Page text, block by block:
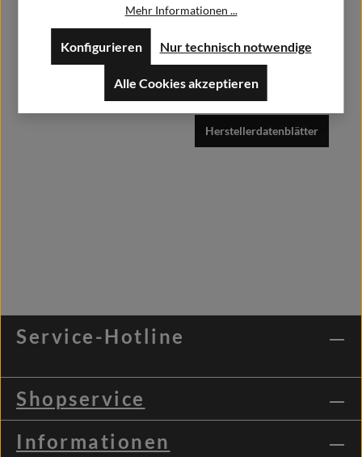
Weisweilerstr.20-22
info@alfashirt.de
Herstellerdatenblätter
Service-Hotline
Shopservice
Informationen
Mehr Informationen ...
Nur technisch notwendige
Konfigurieren
Alle Cookies akzeptieren